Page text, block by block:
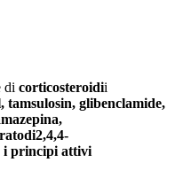
di corticosteroidii
glibenclamide,
di2,4,4-
i principi attivi